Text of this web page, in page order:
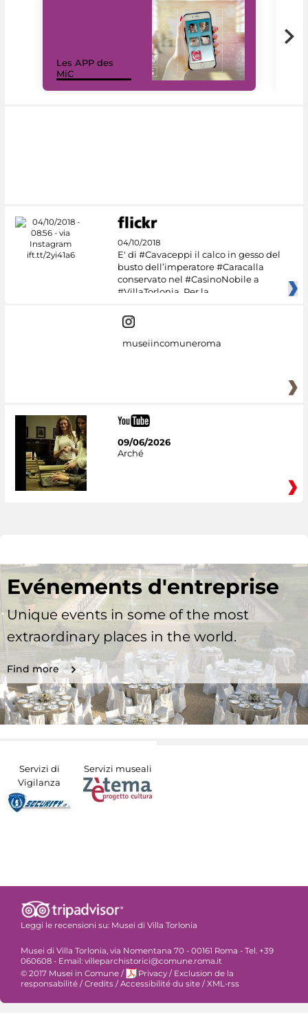
Les APP des
MiC
04/10/2018
E' di #Cavaceppi il calco in gesso del
busto dell’imperatore #Caracalla
conservato nel #CasinoNobile a
#VillaTorlonia. Per la
museiincomuneroma
09/06/2026
Arché
Evénements d'entreprise
Unique events in some of the most
extraordinary places in the world.
Find more
Servizi di
Vigilanza
Servizi museali
Leggi le recensioni su: Musei di Villa Torlonia
Musei di Villa Torlonia, via Nomentana 70 - 00161 Roma - Tel. +39
060608 - Email: villeparchistorici@comune.roma.it
© 2017 Musei in Comune / Privacy / Exclusion de la
responsabilité /Credits /Accessibilité du site /XML-rss